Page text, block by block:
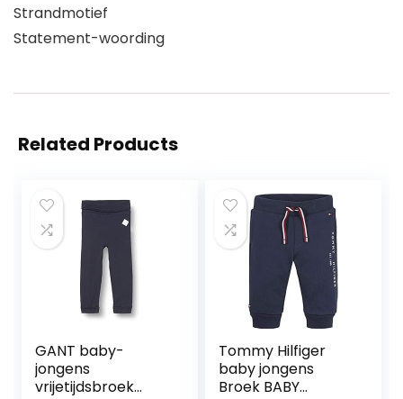
Strandmotief
Statement-woording
Related Products
GANT baby-
jongens
vrijetijdsbroek
Tommy Hilfiger
baby jongens
Broek BABY